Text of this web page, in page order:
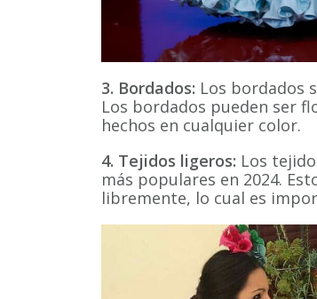
3. Bordados: Los bordados
Los bordados pueden ser
hechos en cualquier color.
4. Tejidos ligeros: Los
más populares en 2024.
libremente, lo cual es